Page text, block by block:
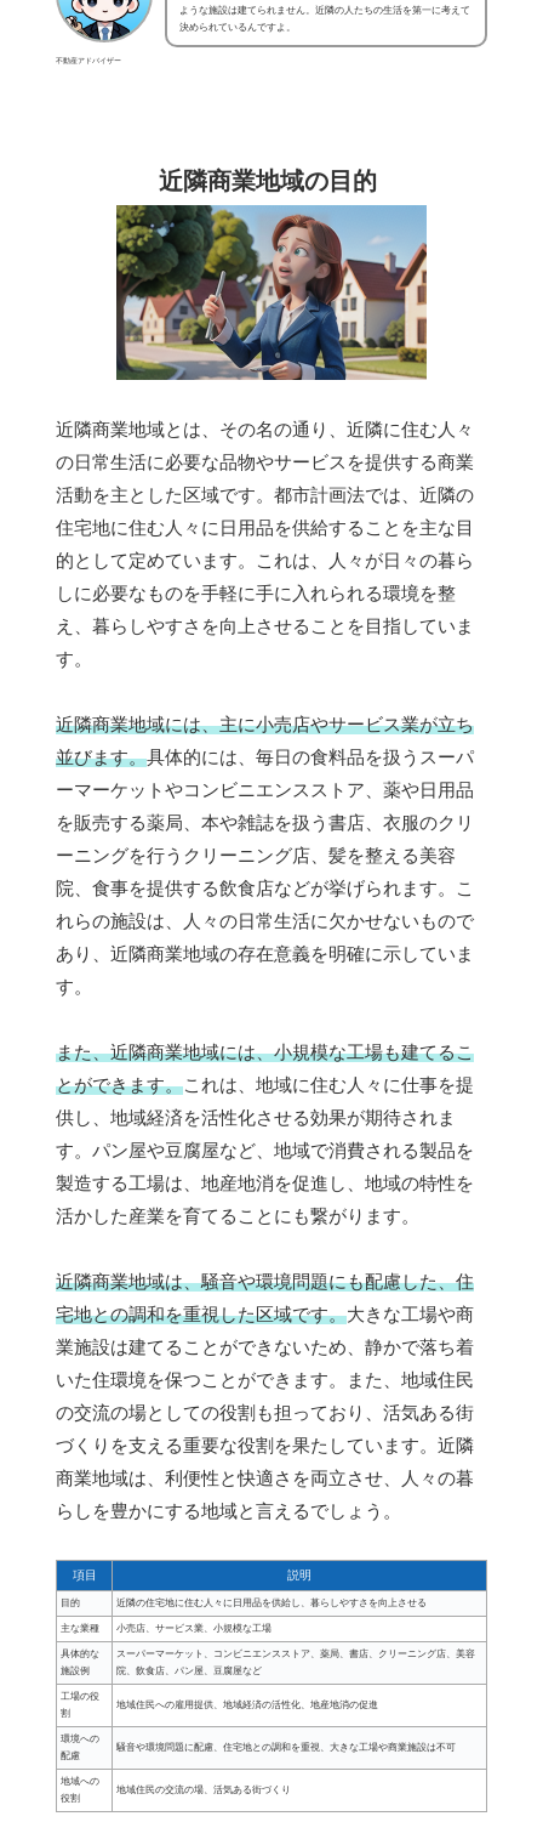
不動産アドバイザー
ような施設は建てられません。近隣の人たちの生活を第一に考えて
決められているんですよ。
近隣商業地域の目的
近隣商業地域とは、その名の通り、近隣に住む人々
の日常生活に必要な品物やサービスを提供する商業
活動を主とした区域です。都市計画法では、近隣の
住宅地に住む人々に日用品を供給することを主な目
的として定めています。これは、人々が日々の暮ら
しに必要なものを手軽に手に入れられる環境を整
え、暮らしやすさを向上させることを目指していま
す。
近隣商業地域には、主に小売店やサービス業が立ち
並びます。具体的には、毎日の食料品を扱うスーパ
ーマーケットやコンビニエンスストア、薬や日用品
を販売する薬局、本や雑誌を扱う書店、衣服のクリ
ーニングを行うクリーニング店、髪を整える美容
院、食事を提供する飲食店などが挙げられます。こ
れらの施設は、人々の日常生活に欠かせないもので
あり、近隣商業地域の存在意義を明確に示していま
す。
また、近隣商業地域には、小規模な工場も建てるこ
とができます。これは、地域に住む人々に仕事を提
供し、地域経済を活性化させる効果が期待されま
す。パン屋や豆腐屋など、地域で消費される製品を
製造する工場は、地産地消を促進し、地域の特性を
活かした産業を育てることにも繋がります。
近隣商業地域は、騒音や環境問題にも配慮した、住
宅地との調和を重視した区域です。大きな工場や商
業施設は建てることができないため、静かで落ち着
いた住環境を保つことができます。また、地域住民
の交流の場としての役割も担っており、活気ある街
づくりを支える重要な役割を果たしています。近隣
商業地域は、利便性と快適さを両立させ、人々の暮
らしを豊かにする地域と言えるでしょう。
項目 説明
目的 近隣の住宅地に住む人々に日用品を供給し、暮らしやすさを向上させる
主な業種 小売店、サービス業、小規模な工場
具体的な
施設例
スーパーマーケット、コンビニエンスストア、薬局、書店、クリーニング店、美容
院、飲食店、パン屋、豆腐屋など
工場の役
割
地域住民への雇用提供、地域経済の活性化、地産地消の促進
環境への
配慮
騒音や環境問題に配慮、住宅地との調和を重視、大きな工場や商業施設は不可
地域への
役割
地域住民の交流の場、活気ある街づくり